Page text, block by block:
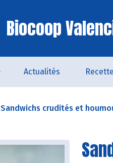
Biocoop
Actualités
Sandwichs crudités et